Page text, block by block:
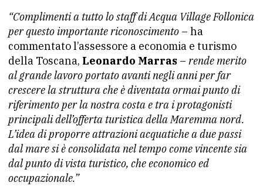
“Complimenti a tutto lo staff di Acqua Village Follonica
per questo importante riconoscimento – ha
commentato l’assessore a economia e turismo
della Toscana, Leonardo Marras – rende merito
al grande lavoro portato avanti negli anni per far
crescere la struttura che è diventata ormai punto di
riferimento per la nostra costa e tra i protagonisti
principali dell’offerta turistica della Maremma nord.
L’idea di proporre attrazioni acquatiche a due passi
dal mare si è consolidata nel tempo come vincente sia
dal punto di vista turistico, che economico ed
occupazionale.”